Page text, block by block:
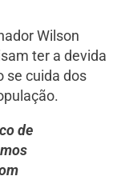
Wilson
ter a devida
se cuida dos
de